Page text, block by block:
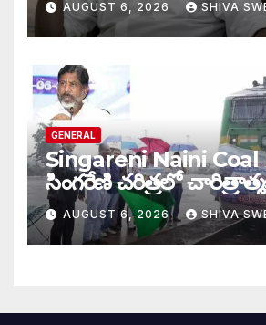
AUGUST 6, 2026 SHIVA
GENERAL
Singareni Naini Coal
సింగరేణి చరిత్రలో
AUGUST 6, 2026 SHIVA